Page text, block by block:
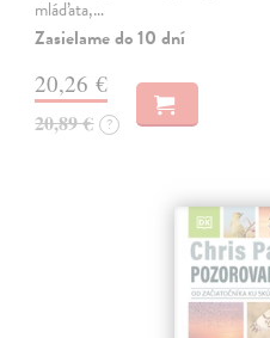
mláďata,…
Zasielame do 10 dní
20,26 €
20,89 € ?